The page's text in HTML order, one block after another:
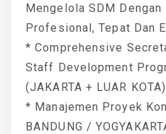
Mengelola SDM Dengan
Profesional, Tepat Dan
* Comprehensive
Staff Development
(JAKARTA + LUAR KOTA)
* Manajemen Proyek
BANDUNG /